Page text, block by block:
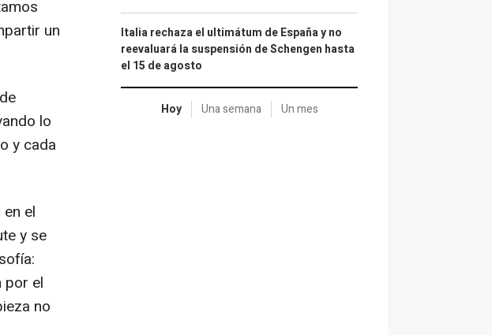
un
lo
y cada
el
y se
por el
no
Italia rechaza el ultimátum de España y no
reevaluará la suspensión de Schengen hasta
el 15 de agosto
Hoy Una semana Un mes